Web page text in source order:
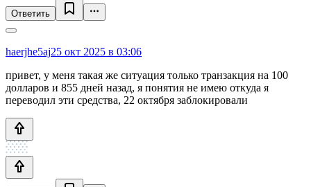
Ответить
haerjhe5aj25 окт 2025 в 03:06
привет, у меня такая же ситуация только транзакция на 100
долларов и 855 дней назад, я понятия не имею откуда я
переводил эти средства, 22 октября заблокировали